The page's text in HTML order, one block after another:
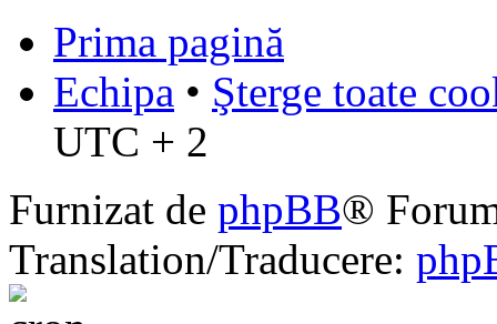
Prima pagină
Echipa • Şterge toate
UTC + 2
Furnizat de phpBB®
Translation/Traducere: